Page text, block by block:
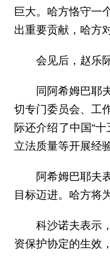
巨大。哈方恪守一
出重要贡献，哈方
会见后，赵乐
同阿希姆巴耶
切专门委员会、工
际还介绍了中国“
立法质量等开展经
阿希姆巴耶夫
目标迈进。哈方将
科沙诺夫表示
资保护协定的生效